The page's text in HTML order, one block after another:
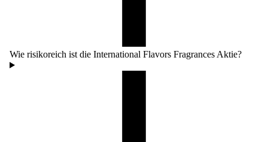
Wie risikoreich ist die International Flavors Fragrances Aktie?